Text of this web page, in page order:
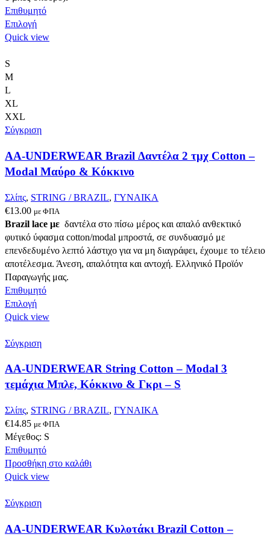
Επιθυμητό
ΕπιλογήΑυτό
το
μπορούν
επιλεγούν
στη
του
προϊόντος
Quick view
S
M
L
XL
XXL
Σύγκριση
AA-UNDERWEAR Brazil Δαντέλα 2 τμχ Cotton –
Modal Μαύρο & Κόκκινο
Σλίπς, STRING / BRAZIL, ΓΥΝΑΙΚΑ
€13.00 με ΦΠΑ
Brazil lace με δαντέλα στο πίσω μέρος και απαλό ανθεκτικό
φυτικό ύφασμα cotton/modal μπροστά, σε συνδυασμό με
επενδεδυμένο λεπτό λάστιχο για να μη διαγράφει, έχουμε το τέλειο
αποτέλεσμα. Άνεση, απαλότητα και αντοχή. Ελληνικό Προϊόν
Παραγωγής μας.
Επιθυμητό
ΕπιλογήΑυτό
το
έχει
παραλλαγές.
Οι
μπορούν
να
επιλεγούν
στη
σελίδα
του
Quick view
Σύγκριση
AA-UNDERWEAR String Cotton – Modal 3
τεμάχια Μπλε, Κόκκινο & Γκρι – S
Σλίπς, STRING / BRAZIL, ΓΥΝΑΙΚΑ
€14.85 με ΦΠΑ
Μέγεθος: S
Επιθυμητό
Προσθήκη στο καλάθι
Quick view
Σύγκριση
AA-UNDERWEAR Κυλοτάκι Brazil Cotton –